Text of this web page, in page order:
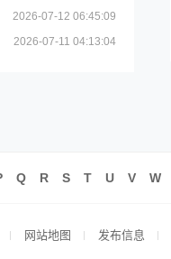
2026-07-12 06:45:09
2026-07-11 04:13:04
Q R S T U V W
网站地图 发布信息